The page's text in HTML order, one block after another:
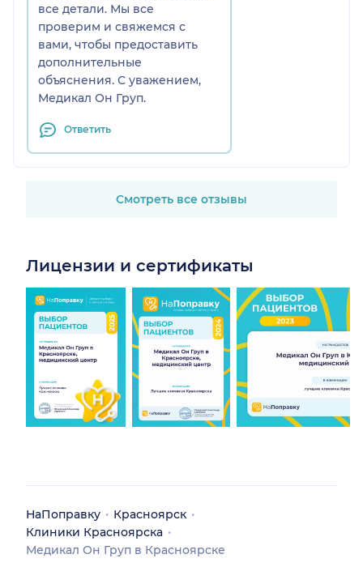
все детали. Мы все
проверим и свяжемся с
вами, чтобы предоставить
дополнительные
объяснения. С уважением,
Медикал Он Груп.
Ответить
Смотреть все отзывы
Лицензии и сертификаты
НаПоправку
Красноярск
Клиники Красноярска
Медикал Он Груп в Красноярске